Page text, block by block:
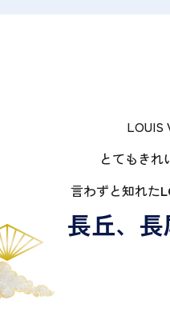
LOUIS
とてもきれ
言わずと知れた
長丘、